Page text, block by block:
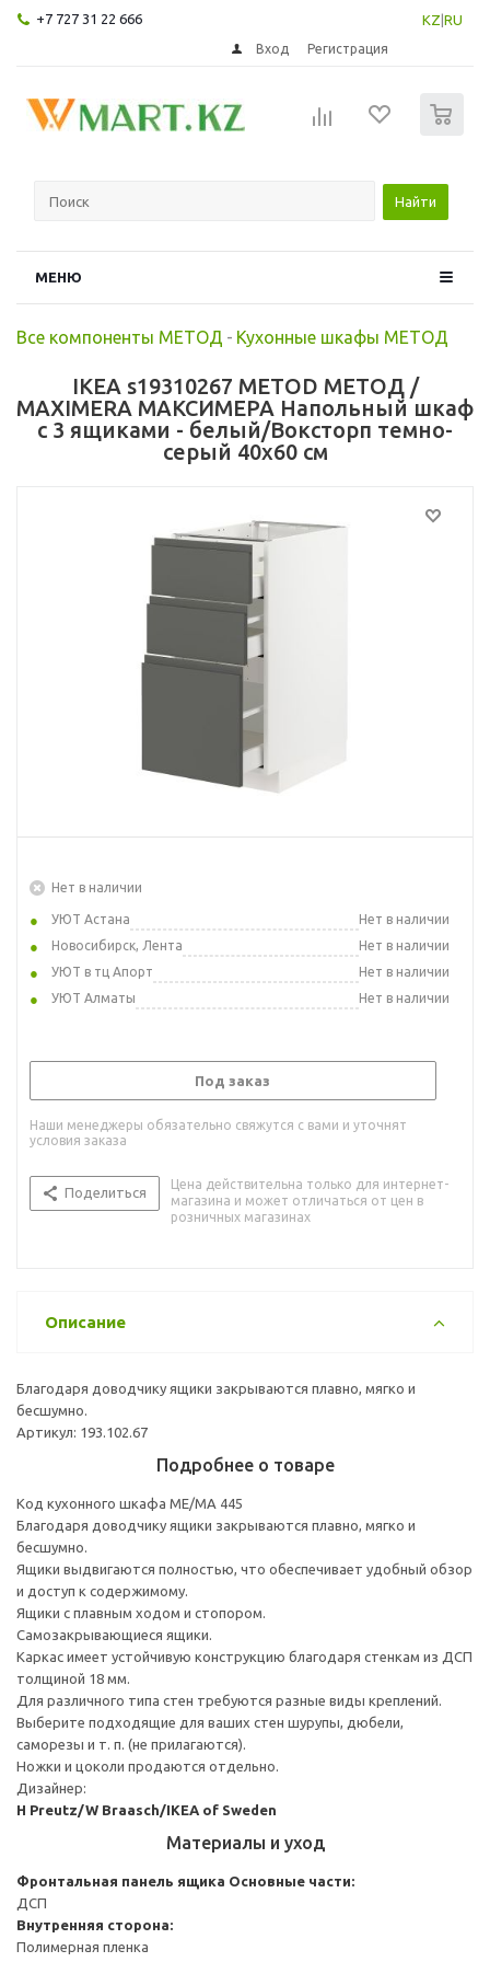
+7 727 31 22 666 KZ RU
Вход Регистрация
Найти
МЕНЮ
Все компоненты МЕТОД - Кухонные шкафы МЕТОД
IKEA s19310267 METOD МЕТОД /
MAXIMERA МАКСИМЕРА Напольный шкаф
с 3 ящиками - белый/Воксторп темно-
серый 40x60 см
Нет в наличии
УЮТ Астана
Нет в наличии
Новосибирск, Лента
Нет в наличии
УЮТ в тц Апорт
Нет в наличии
УЮТ Алматы
Нет в наличии
Под заказ
Наши менеджеры обязательно свяжутся с вами и уточнят
условия заказа
Поделиться
Цена действительна только для интернет-
магазина и может отличаться от цен в
розничных магазинах
Описание
Благодаря доводчику ящики закрываются плавно, мягко и
бесшумно.
Артикул: 193.102.67
Подробнее о товаре
Код кухонного шкафа ME/MA 445
Благодаря доводчику ящики закрываются плавно, мягко и
бесшумно.
Ящики выдвигаются полностью, что обеспечивает удобный обзор
и доступ к содержимому.
Ящики с плавным ходом и стопором.
Самозакрывающиеся ящики.
Каркас имеет устойчивую конструкцию благодаря стенкам из ДСП
толщиной 18 мм.
Для различного типа стен требуются разные виды креплений.
Выберите подходящие для ваших стен шурупы, дюбели,
саморезы и т. п. (не прилагаются).
Ножки и цоколи продаются отдельно.
Дизайнер:
H Preutz/W Braasch/IKEA of Sweden
Материалы и уход
Фронтальная панель ящика Основные части:
ДСП
Внутренняя сторона:
Полимерная пленка